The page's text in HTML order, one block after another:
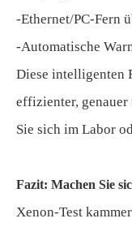
-Ethernet/PC-Fern
-Automatische
Diese intelligenten
effizienter,
Sie sich im Labor
Fazit: Machen Sie
Xenon-Test